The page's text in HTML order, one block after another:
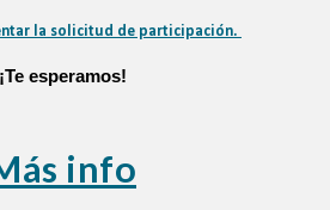
la solicitud de participación.
¡Te esperamos!
info